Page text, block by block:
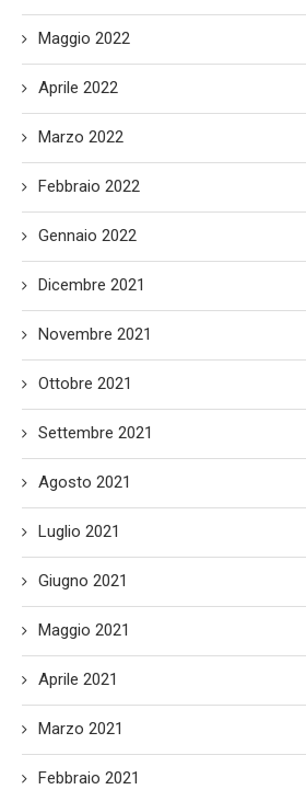
Maggio 2022
Aprile 2022
Marzo 2022
Febbraio 2022
Gennaio 2022
Dicembre 2021
Novembre 2021
Ottobre 2021
Settembre 2021
Agosto 2021
Luglio 2021
Giugno 2021
Maggio 2021
Aprile 2021
Marzo 2021
Febbraio 2021